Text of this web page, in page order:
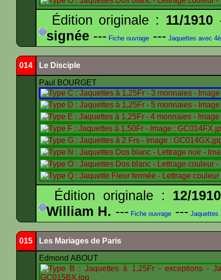
Édition originale : 11/1910
signée --- Fiche ouvrage --- Jaquettes avec
014 Le Disciple
Paul BOURGET
Édition originale : 12/1910
William H. --- Fiche ouvrage --- Jaquettes
015 Les Mariages de Paris
Edmond ABOUT